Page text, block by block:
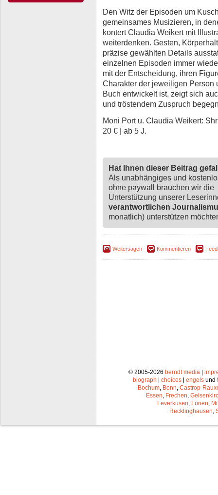
Den Witz der Episoden um
gemeinsames Musizieren, in
kontert Claudia Weikert mit
weiterdenken. Gesten,
präzise gewählten Details
einzelnen Episoden immer
mit der Entscheidung, ihren
Charakter der jeweiligen Person
Buch entwickelt ist, zeigt sich
und tröstendem Zuspruch
Moni Port u. Claudia Weikert:
20 € | ab 5 J.
Hat Ihnen dieser Beitrag
Als unabhängiges und
ohne paywall brauchen wir die
Unterstützung unserer
verantwortlichen
monatlich) unterstützen
Weitersagen Kommentieren
© 2005-2026 berndt media|
biograph
choices engels und
Bochum, Bonn, Castrop-
Essen, Frechen,
Leverkusen, Lünen,
Recklinghausen,